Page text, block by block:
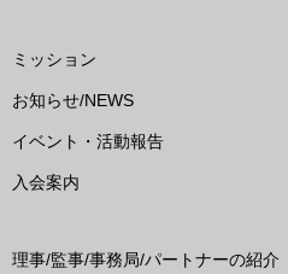
ミッション
お知らせ/NEWS
イベント・活動報告
入会案内
理事/監事/事務局/パートナーの紹介